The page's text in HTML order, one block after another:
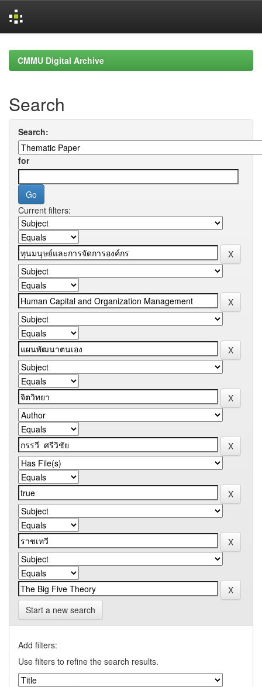
navigationCMMU Digital Archive
Search
Search:
for
Current filters:
Start a new search
Add filters:
Use filters to refine the search results.